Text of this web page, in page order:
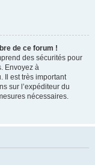
de ce forum !
des sécurités pour
Envoyez à
Il est très important
sur l’expéditeur du
nécessaires.